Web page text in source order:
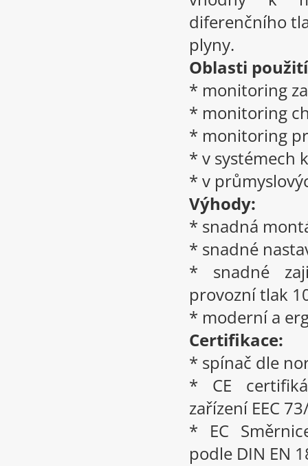
diferenčního
plyny.
Oblasti
* monitoring
* monitoring
* monitoring
* v systémech
* v
Výhody:
* snadná
* snadné
* snadné
provozní tlak
* moderní a
Certifikace:
* spínač dle
* CE
zařízení EEC
* EC
podle DIN EN